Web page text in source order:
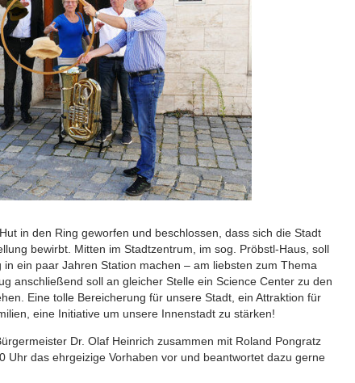
in den Ring geworfen und beschlossen, dass sich die Stadt
bewirbt. Mitten im Stadtzentrum, im sog. Pröbstl-Haus, soll
ein paar Jahren Station machen – am liebsten zum Thema
anschließend soll an gleicher Stelle ein Science Center zu den
Eine tolle Bereicherung für unsere Stadt, ein Attraktion für
eine Initiative um unsere Innenstadt zu stärken!
Dr. Olaf Heinrich zusammen mit Roland Pongratz
Uhr das ehrgeizige Vorhaben vor und beantwortet dazu gerne